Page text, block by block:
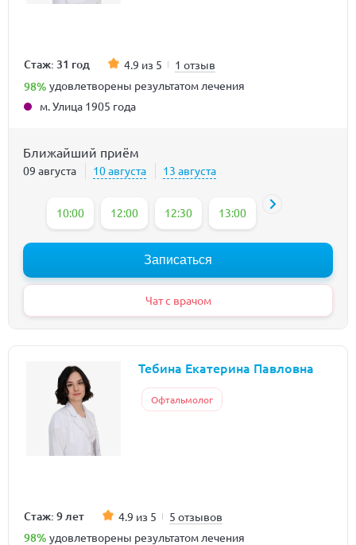
Стаж: 31 год 4.9 из 5 1 отзыв
98% удовлетворены результатом лечения
м. Улица 1905 года
Ближайший приём
09 августа 10 августа 13 августа
10:00 12:00 12:30 13:00 13:30
Записаться
Чат с врачом
Тебина Екатерина Павловна
Офтальмолог
Стаж: 9 лет 4.9 из 5 5 отзывов
98% удовлетворены результатом лечения